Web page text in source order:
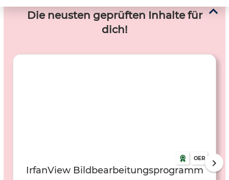
Die neusten geprüften Inhalte für
dich!
OER
IrfanView Bildbearbeitungsprogramm